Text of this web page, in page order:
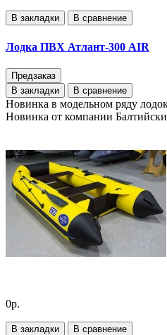
В закладки В сравнение
Лодка ПВХ Атлант-300 AIR
Предзаказ
В закладки
В сравнение
Новинка в модельном ряду
Новинка от компании
0р.
В закладки В сравнение